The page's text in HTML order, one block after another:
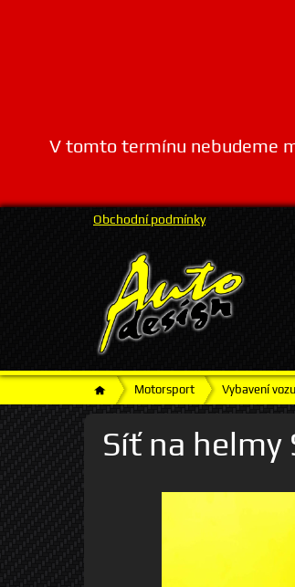
V tomto termínu nebudeme
Obchodní podmínky
Motorsport Vybavení vozu
Síť na helmy